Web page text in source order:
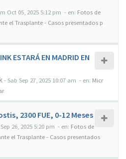
Oct 05, 2025 5:12 pm - en: Fotos de
el Trasplante - Casos presentados p
ESTARÁ EN MADRID EN
- Sab Sep 27, 2025 10:07 am - en: Micr
2300 FUE, 0-12 Meses
26, 2025 5:20 pm - en: Fotos de
el Trasplante - Casos presentados